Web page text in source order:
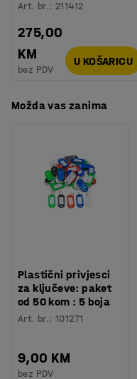
Art. br.: 211412
275,00
KM
bez PDV
U KOŠARICU
Možda vas zanima
Plastični privjesci
za ključeve: paket
od 50 kom : 5 boja
Art. br.:101271
9,00 KM
bez PDV